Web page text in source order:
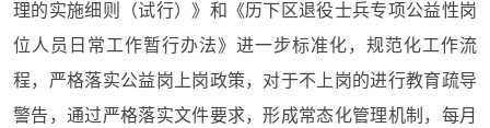
理的实施细则（试行）》和《历下区退役士兵专项公益性岗
位人员日常工作暂行办法》进一步标准化，规范化工作流
程，严格落实公益岗上岗政策，对于不上岗的进行教育疏导
警告，通过严格落实文件要求，形成常态化管理机制，每月